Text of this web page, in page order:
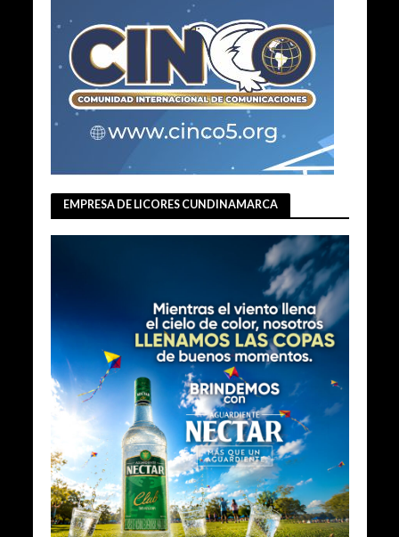
EMPRESA DE LICORES CUNDINAMARCA